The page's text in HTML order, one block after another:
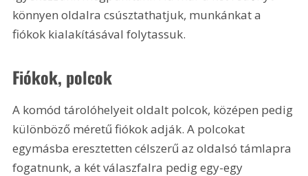
könnyen oldalra csúsztathatjuk, munkánkat a
fiókok kialakításával folytassuk.
Fiókok, polcok
A komód tárolóhelyeit oldalt polcok, középen pedig
különböző méretű fiókok adják. A polcokat
egymásba eresztetten célszerű az oldalsó támlapra
fogatnunk, a két válaszfalra pedig egy-egy